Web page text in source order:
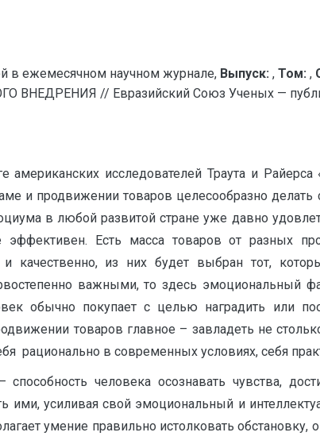
в ежемесячном научном журнале, Выпуск: , Том: ,
// Евразийский Союз Ученых —
исследователей Траута и
и продвижении товаров целесообразно
в любой развитой стране уже давно
Есть масса товаров от разных
качественно, из них будет выбран тот,
важными, то здесь эмоциональный
обычно покупает с целью наградить или
товаров главное – завладеть не
рационально в современных условиях, себя
человека осознавать чувства,
усиливая свой эмоциональный и
умение правильно истолковать обстановку,